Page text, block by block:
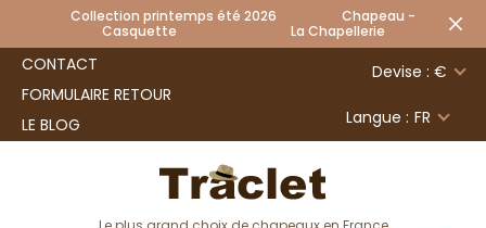
Collection printemps été 2026 Chapeau -
Casquette La Chapellerie
CONTACT
FORMULAIRE RETOUR
LE BLOG
Devise : €
Langue : FR